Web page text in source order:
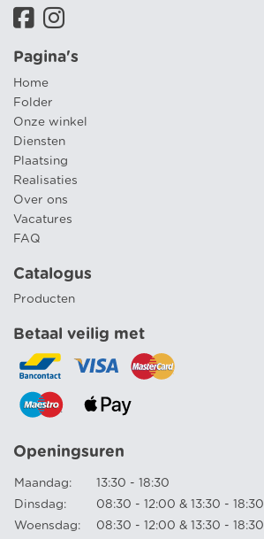
Pagina's
Home
Folder
Onze winkel
Diensten
Plaatsing
Realisaties
Over ons
Vacatures
FAQ
Catalogus
Producten
Betaal veilig met
Openingsuren
Maandag:
13:30 - 18:30
Dinsdag:
08:30 - 12:00 & 13:30 - 18:30
Woensdag:
08:30 - 12:00 & 13:30 - 18:30